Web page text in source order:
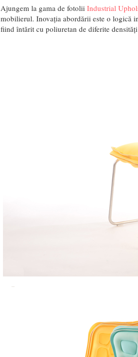
Ajungem la gama de fotolii Industrial
mobilierul. Inovația abordării este o logică
fiind întărit cu poliuretan de diferite